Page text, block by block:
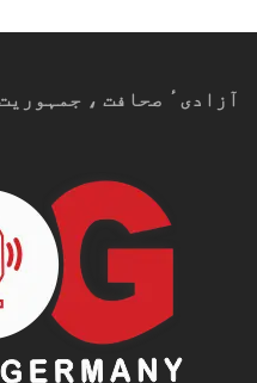
آزادیٴ صحافت ،